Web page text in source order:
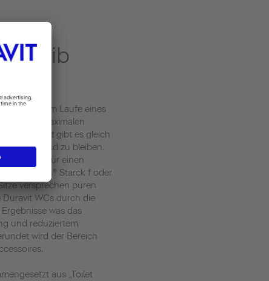
Bleib
im Laufe eines
hier auf maximalen
Von Duravit gibt es gleich
gesund zu bleiben.
sorgen für einen
SensoWash® Starck f oder
versprechen puren
Duravit WCs durch die
was das
und reduziertem
wird der Bereich
aus „Toilet